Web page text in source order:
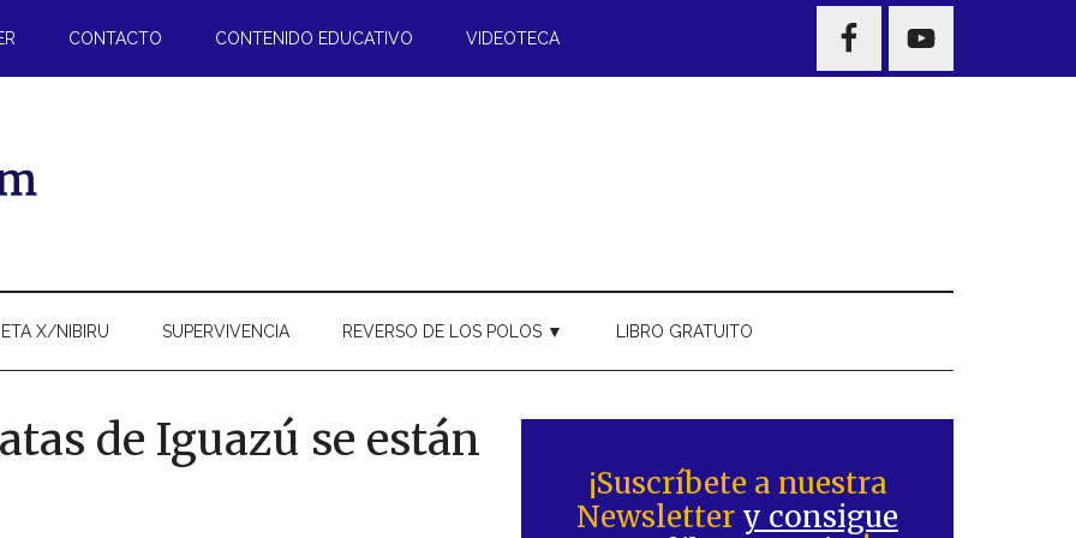
CONTACTO CONTENIDO EDUCATIVO VIDEOTECA
NAV
WIDGET
X/NIBIRU SUPERVIVENCIA REVERSO DE LOS POLOS ▼ LIBRO GRATUITO
de Iguazú se están
lateral
principal
¡Suscríbete a nuestra
Newsletter y consigue